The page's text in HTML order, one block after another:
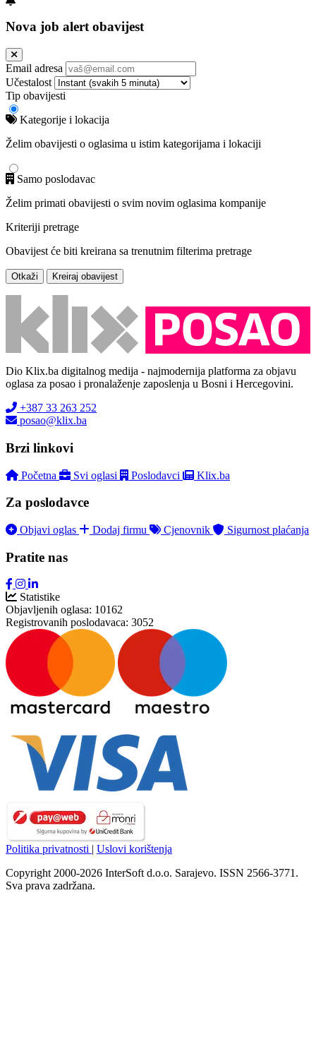
Nova job alert obavijest
Email adresa
Učestalost
Tip obavijesti
Kategorije i lokacija
Želim obavijesti o oglasima u istim kategorijama i lokaciji
Samo poslodavac
Želim primati obavijesti o svim novim oglasima kompanije
Kriteriji pretrage
Obavijest će biti kreirana sa trenutnim filterima pretrage
Otkaži Kreiraj obavijest
Dio Klix.ba digitalnog medija - najmodernija platforma za objavu
oglasa za posao i pronalaženje zaposlenja u Bosni i Hercegovini.
+387 33 263 252
posao@klix.ba
Brzi linkovi
Početna Svi oglasi Poslodavci Klix.ba
Za poslodavce
Objavi oglas Dodaj firmu Cjenovnik Sigurnost plaćanja
Pratite nas
Statistike
Objavljenih oglasa: 10162
Registrovanih poslodavaca: 3052
Politika privatnosti
Uslovi korištenja
Copyright 2000-2026 InterSoft d.o.o. Sarajevo. ISSN 2566-3771.
Sva prava zadržana.